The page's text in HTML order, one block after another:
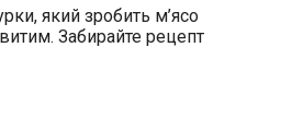
який зробить м’ясо
Забирайте рецепт